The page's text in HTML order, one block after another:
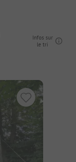
Infos sur
le tri